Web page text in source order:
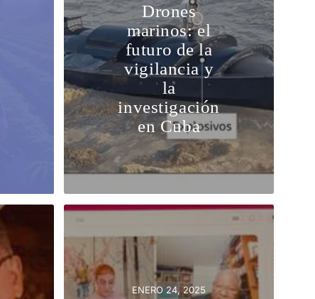
Drones
marinos: el
futuro de la
vigilancia y
la
investigación
en Cuba
ENERO 24, 2025